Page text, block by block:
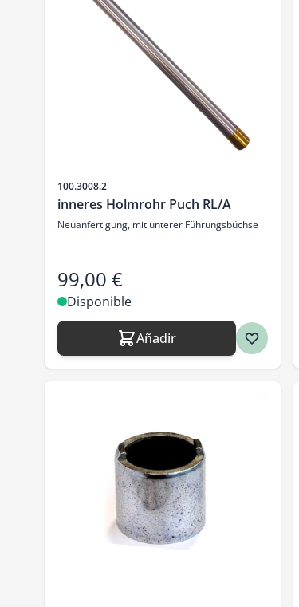
SKU
100.3008.2
inneres Holmrohr Puch RL/A
Neuanfertigung, mit unterer Führungsbüchse
99,00 €
Disponible
Añadir